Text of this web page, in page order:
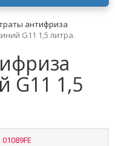
антифриза
G11 1,5 литра.
G11 1,5
01089FE